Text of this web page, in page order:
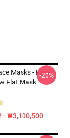
Masks - Fairy
Flat Mask
- ₩3,100,500
-20%